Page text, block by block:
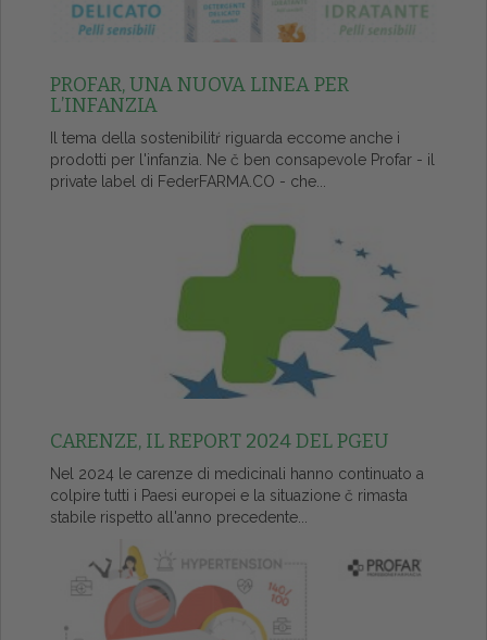
PROFAR, UNA NUOVA LINEA PER
L’INFANZIA
Il tema della sostenibilitŕ riguarda eccome anche i
prodotti per l'infanzia. Ne č ben consapevole Profar - il
private label di FederFARMA.CO - che...
CARENZE, IL REPORT 2024 DEL PGEU
Nel 2024 le carenze di medicinali hanno continuato a
colpire tutti i Paesi europei e la situazione č rimasta
stabile rispetto all'anno precedente...